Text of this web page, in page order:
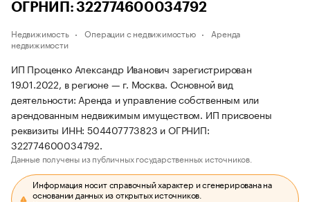
ОГРНИП: 322774600034792
Недвижимость Операции с недвижимостью
Аренда
недвижимости
ИП Проценко Александр Иванович зарегистрирован
19.01.2022, в регионе — г. Москва. Основной вид
деятельности: Аренда и управление собственным или
арендованным недвижимым имуществом. ИП присвоены
реквизиты ИНН: 504407773823 и ОГРНИП:
322774600034792.
Данные получены из публичных государственных источников.
Информация носит справочный характер и сгенерирована на
основании данных из открытых источников.